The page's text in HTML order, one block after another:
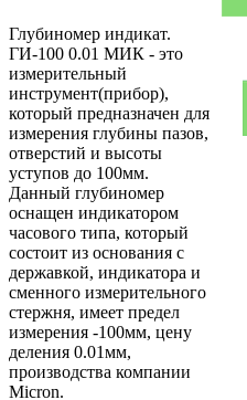
Глубиномер индикат.
ГИ-100 0.01 МИК - это
измерительный
инструмент(прибор),
который предназначен для
измерения глубины пазов,
отверстий и высоты
уступов до 100мм.
Данный глубиномер
оснащен индикатором
часового типа, который
состоит из основания с
державкой, индикатора и
сменного измерительного
стержня, имеет предел
измерения -100мм, цену
деления 0.01мм,
производства компании
Micron.